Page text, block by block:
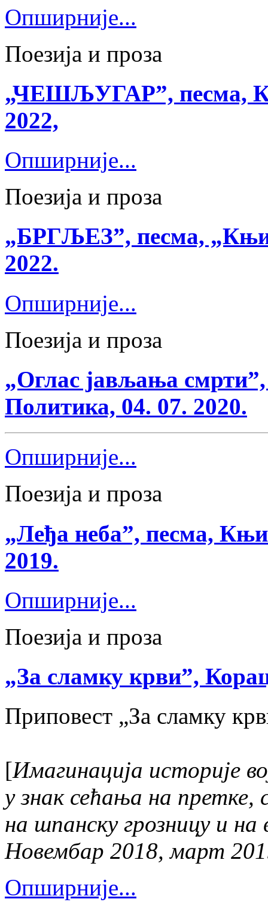
Опширније...
Поезија и проза
„ЧЕШЉУГАР”, песма,
2022,
Опширније...
Поезија и проза
„БРГЉЕЗ”, песма,
2022.
Опширније...
Поезија и проза
„Оглас јављања
Политика, 04. 07. 2020.
Опширније...
Поезија и проза
„Леђа неба”, песма,
2019.
Опширније...
Поезија и проза
„За сламку крви”,
Приповест „За сламку
[Имагинација историје
у знак сећања на
на шпанску грозницу и на
Новембар 2018, март
Опширније...